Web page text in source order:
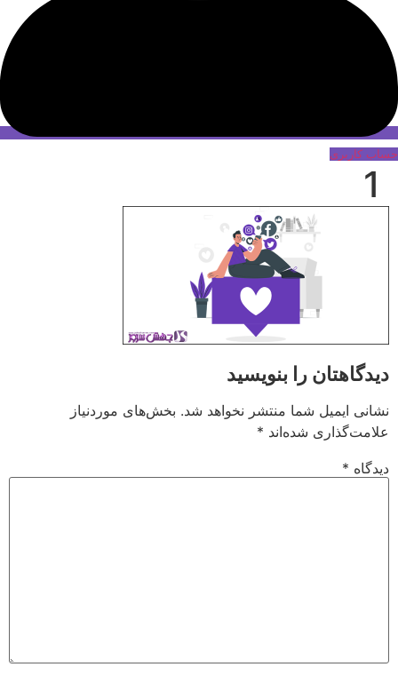
حساب کاربری
1
دیدگاهتان را بنویسید
نشانی ایمیل شما منتشر نخواهد شد. بخش‌های موردنیاز
علامت‌گذاری شده‌اند *
دیدگاه *